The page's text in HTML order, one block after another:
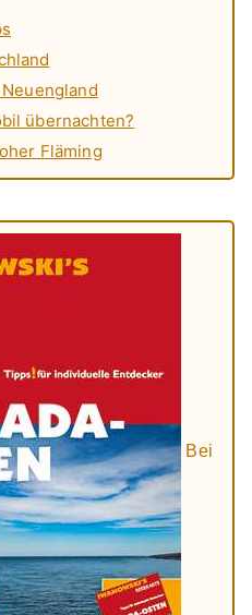
übernachten?
Fläming
Bei